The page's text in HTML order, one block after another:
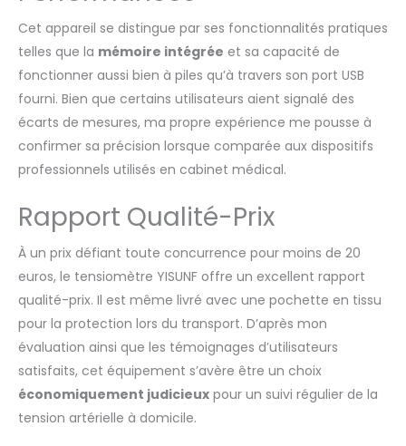
données historiques et
un suivi de l'état de
santé. CÂBLE DE
RECHARGE TYPE-C :
Notre conception avec
prise Type-C élimine le
besoin d'accessoires
supplémentaires lors
opérations
compliquées des
modèles traditionnels à
piles. Contrairement
aux appareils
alimentés par piles, qui
nécessitent des
remplacements
fréquents et même le
retrait des piles
lorsqu'ils ne sont pas
utilisés pour éviter les
Cet appareil se distingue par ses fonctionnalités pratiques
telles que la mémoire intégrée et sa capacité de
fonctionner aussi bien à piles qu’à travers son port USB
fourni. Bien que certains utilisateurs aient signalé des
écarts de mesures, ma propre expérience me pousse à
confirmer sa précision lorsque comparée aux dispositifs
professionnels utilisés en cabinet médical.
Rapport Qualité-Prix
À un prix défiant toute concurrence pour moins de 20
euros, le tensiomètre YISUNF offre un excellent rapport
qualité-prix. Il est même livré avec une pochette en tissu
pour la protection lors du transport. D’après mon
évaluation ainsi que les témoignages d’utilisateurs
satisfaits, cet équipement s’avère être un choix
économiquement judicieux pour un suivi régulier de la
tension artérielle à domicile.